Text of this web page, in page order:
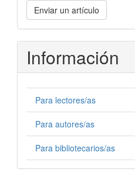
un
artículo
Enviar un artículo
Información
Para lectores/as
Para autores/as
Para bibliotecarios/as